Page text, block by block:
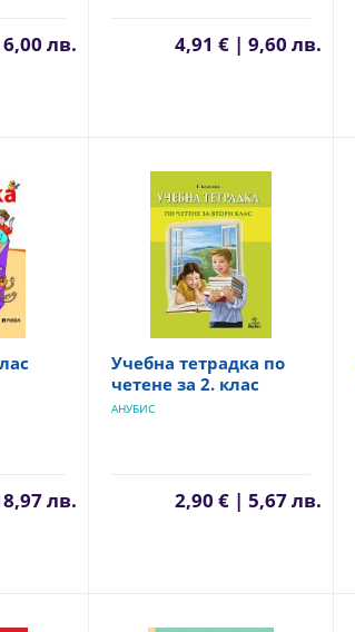
лв. 4,91 € | 9,60 лв.
лв.
Учебна тетрадка по
четене за 2. клас
АНУБИС
2,90 € | 5,67 лв.